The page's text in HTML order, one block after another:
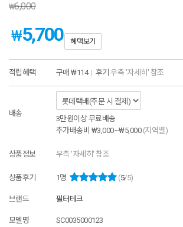
₩6,000
₩5,700 혜택보기
적립혜택 구매 ₩114 | 후기 우측 '자세히' 참조
배송
3만원이상 무료배송
추가배송비 ₩3,000~₩5,000 (지역별)
상품정보 우측 '자세히' 참조
상품후기 1명 (5/5)
브랜드 필터테크
모델명 SC0035000123